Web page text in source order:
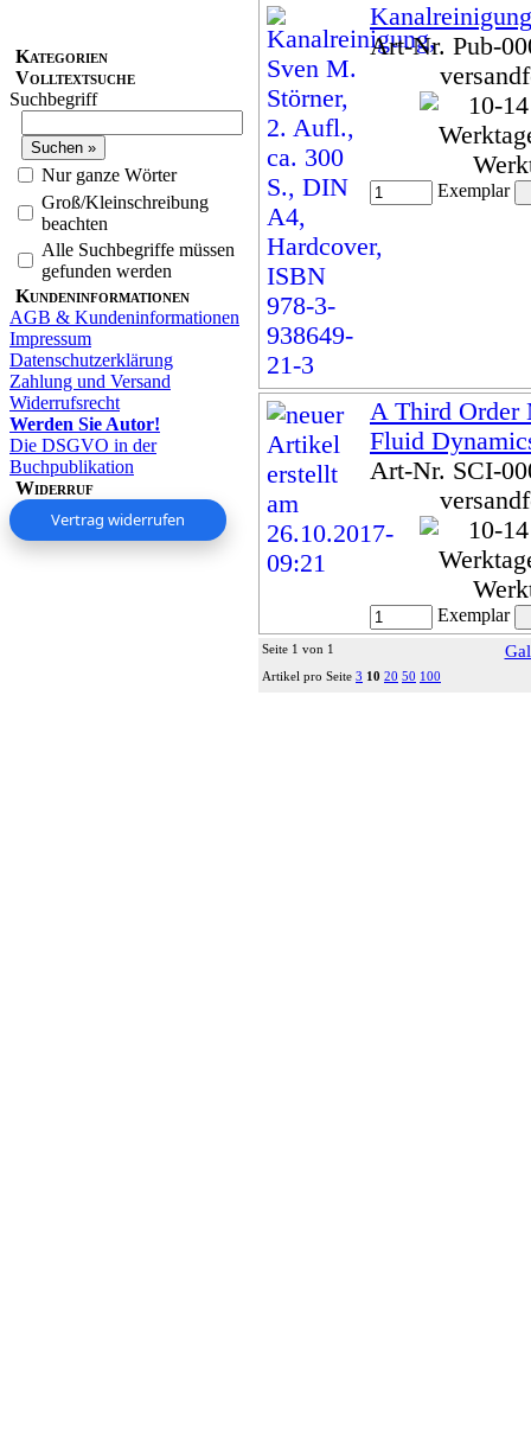
Kategorien
Volltextsuche
Suchbegriff
Nur ganze Wörter
Groß/Kleinschreibung
beachten
Alle Suchbegriffe müssen
gefunden werden
Kundeninformationen
AGB & Kundeninformationen
Impressum
Datenschutzerklärung
Zahlung und Versand
Widerrufsrecht
Werden Sie Autor!
Die DSGVO in der
Buchpublikation
Widerruf
Vertrag widerrufen
Kanalreinigung
Art-Nr. Pub-
Exemplar
A Third Order
Fluid
Art-Nr. SCI-
Exemplar
Seite 1 von 1
Artikel pro Seite 3 10 20 50 100